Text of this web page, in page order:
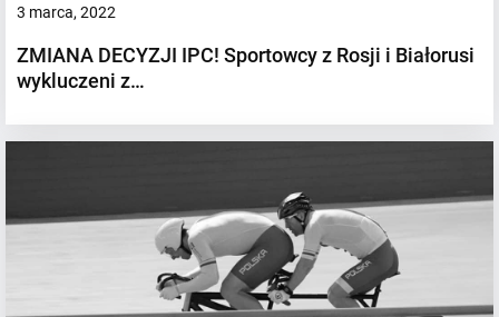
3 marca, 2022
ZMIANA DECYZJI IPC! Sportowcy z Rosji i Białorusi
wykluczeni z…